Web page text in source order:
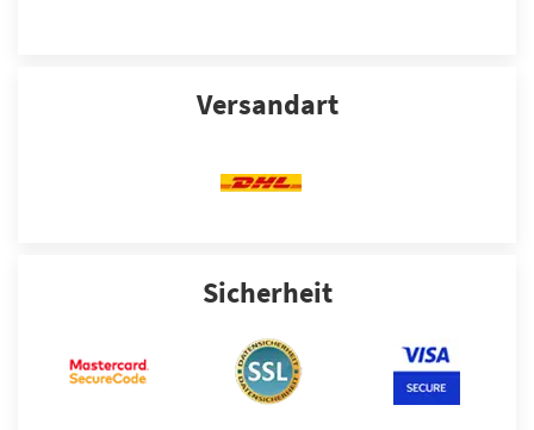
Versandart
Sicherheit